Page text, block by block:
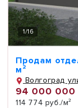
1/16
Продам
м²
Волгоград
94 000 000
114 774 руб./м²